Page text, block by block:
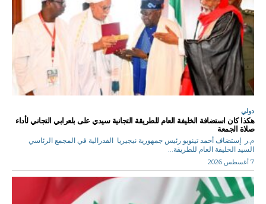
دولي
هكذا كان استضافة الخليفة العام للطريقة التجانية سيدي على بلعرابي التجاني لأداء
صلاة الجمعة
م.ر إستضاف أحمد تينوبو رئيس جمهورية نيجيريا الفدرالية في المجمع الرئاسي
السيد الخليفة العام للطريقة...
7 أغسطس 2026